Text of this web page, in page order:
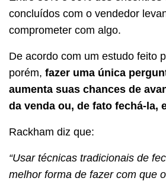
concluídos com o vendedor
comprometer com algo.
De acordo com um estudo feito
porém, fazer uma única
aumenta suas chances de
da venda ou, de fato fechá-la,
Rackham diz que:
“Usar técnicas tradicionais de
melhor forma de fazer com que